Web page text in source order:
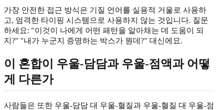
가장 안전한 접근 방식은 기질 언어를 실용적 거울로 사용하
고, 엄격한 타이핑 시스템으로 사용하지 않는 것입니다. 질문
하세요: "이것이 나에게 어떤 패턴을 알아채는 데 도움이 되
지?" "내가 누군지 증명하는 박스가 뭔데?" 대신에요.
이 혼합이 우울-담담과 우울-점액과 어떻
게 다른가
사람들은 또한 우울-담담 대 우울-혈질과 우울-혈질 대 우울-점